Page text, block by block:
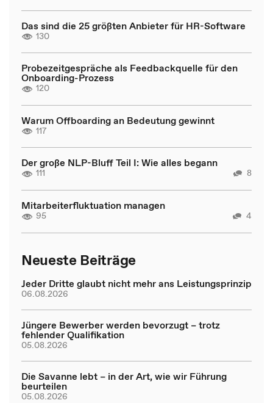
Das sind die 25 größten Anbieter für HR-Software
130
Probezeitgespräche als Feedbackquelle für den
Onboarding-Prozess
120
Warum Offboarding an Bedeutung gewinnt
117
Der große NLP-Bluff Teil I: Wie alles begann
111 8
Mitarbeiterfluktuation managen
95 4
Neueste Beiträge
Jeder Dritte glaubt nicht mehr ans Leistungsprinzip
06.08.2026
Jüngere Bewerber werden bevorzugt – trotz
fehlender Qualifikation
05.08.2026
Die Savanne lebt – in der Art, wie wir Führung
beurteilen
05.08.2026